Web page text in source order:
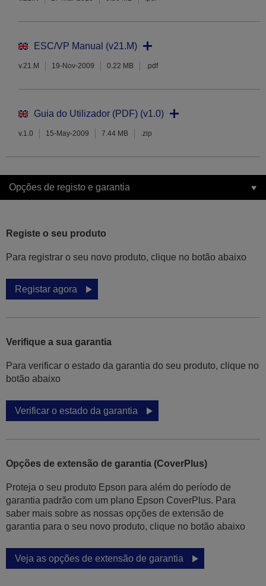
ESC/VP Manual (v21.M)
v.21.M 19-Nov-2009 0.22 MB .pdf
Guia do Utilizador (PDF) (v1.0)
v.1.0 15-May-2009 7.44 MB .zip
Opções de registo e garantia
Registe o seu produto
Para registrar o seu novo produto, clique no botão abaixo
Registar agora
Verifique a sua garantia
Para verificar o estado da garantia do seu produto, clique no
botão abaixo
Verificar o estado da garantia
Opções de extensão de garantia (CoverPlus)
Proteja o seu produto Epson para além do período de
garantia padrão com um plano Epson CoverPlus. Para
saber mais sobre as nossas opções de extensão de
garantia para o seu novo produto, clique no botão abaixo
Veja as opções de extensão de garantia